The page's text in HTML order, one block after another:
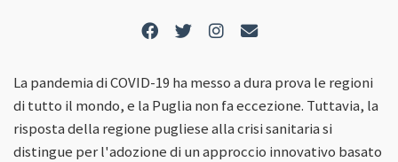
La pandemia di COVID-19 ha messo a dura prova le regioni
di tutto il mondo, e la Puglia non fa eccezione. Tuttavia, la
risposta della regione pugliese alla crisi sanitaria si
distingue per l'adozione di un approccio innovativo basato